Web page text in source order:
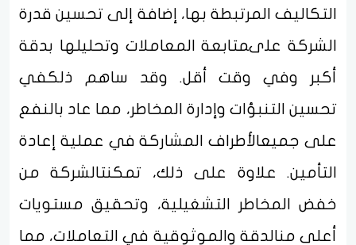
التكاليف المرتبطة بها، إضافة إلى تحسين قدرة
الشركة علىمتابعة المعاملات وتحليلها بدقة
أكبر وفي وقت أقل. وقد ساهم ذلكفي
تحسين التنبؤات وإدارة المخاطر، مما عاد بالنفع
على جميعالأطراف المشاركة في عملية إعادة
التأمين. علاوة على ذلك، تمكنتالشركة من
خفض المخاطر التشغيلية، وتحقيق مستويات
أعلى منالدقة والموثوقية في التعاملات، مما